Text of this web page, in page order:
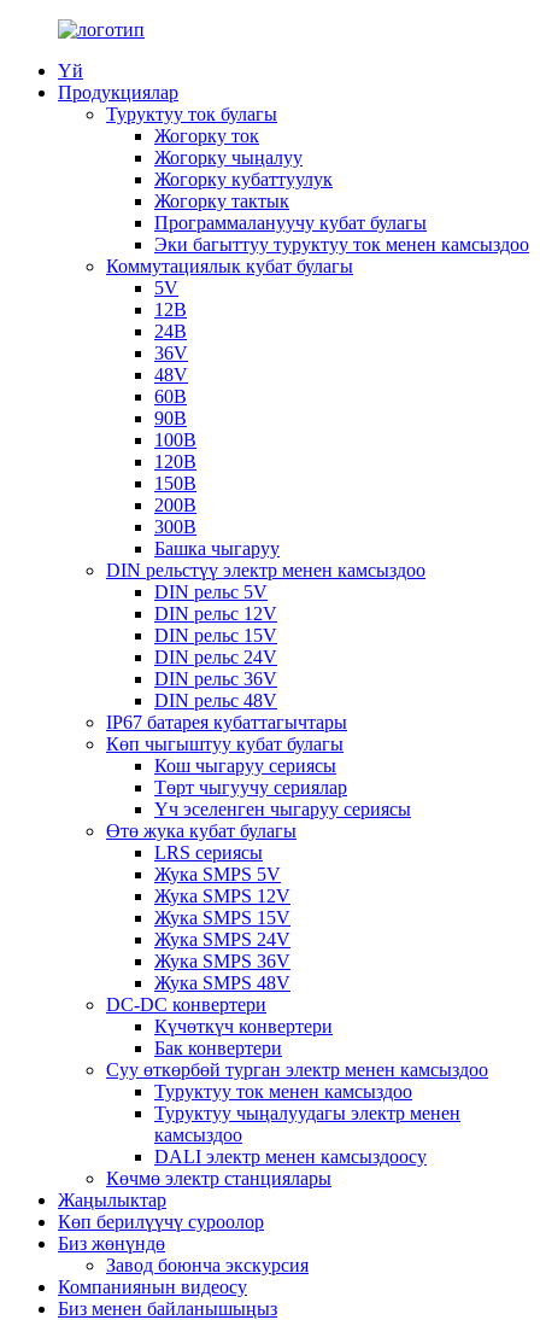
Үй
Продукциялар
Туруктуу ток булагы
Жогорку ток
Жогорку чыңалуу
Жогорку кубаттуулук
Жогорку тактык
Программалануучу кубат булагы
Эки багыттуу туруктуу ток менен камсыздоо
Коммутациялык кубат булагы
5V
12В
24В
36V
48V
60В
90В
100В
120В
150В
200В
300В
Башка чыгаруу
DIN рельстүү электр менен камсыздоо
DIN рельс 5V
DIN рельс 12V
DIN рельс 15V
DIN рельс 24V
DIN рельс 36V
DIN рельс 48V
IP67 батарея кубаттагычтары
Көп чыгыштуу кубат булагы
Кош чыгаруу сериясы
Төрт чыгуучу сериялар
Үч эселенген чыгаруу сериясы
Өтө жука кубат булагы
LRS сериясы
Жука SMPS 5V
Жука SMPS 12V
Жука SMPS 15V
Жука SMPS 24V
Жука SMPS 36V
Жука SMPS 48V
DC-DC конвертери
Күчөткүч конвертери
Бак конвертери
Суу өткөрбөй турган электр менен камсыздоо
Туруктуу ток менен камсыздоо
Туруктуу чыңалуудагы электр менен
камсыздоо
DALI электр менен камсыздоосу
Көчмө электр станциялары
Жаңылыктар
Көп берилүүчү суроолор
Биз жөнүндө
Завод боюнча экскурсия
Компаниянын видеосу
Биз менен байланышыңыз